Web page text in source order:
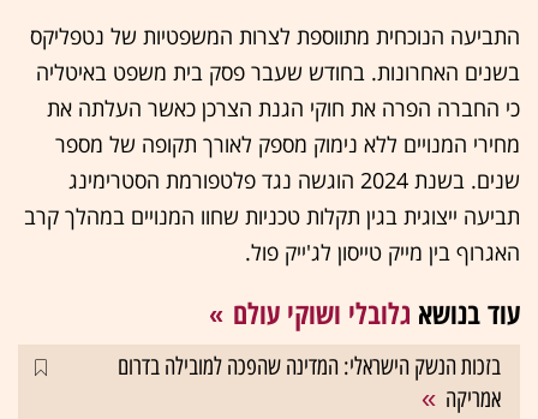
התביעה הנוכחית מתווספת לצרות המשפטיות של נטפליקס
בשנים האחרונות. בחודש שעבר פסק בית משפט באיטליה
כי החברה הפרה את חוקי הגנת הצרכן כאשר העלתה את
מחירי המנויים ללא נימוק מספק לאורך תקופה של מספר
שנים. בשנת 2024 הוגשה נגד פלטפורמת הסטרימינג
תביעה ייצוגית בגין תקלות טכניות שחוו המנויים במהלך קרב
האגרוף בין מייק טייסון לג'ייק פול.
עוד בנושא גלובלי ושוקי עולם
בזכות הנשק הישראלי: המדינה שהפכה למובילה בדרום
אמריקה